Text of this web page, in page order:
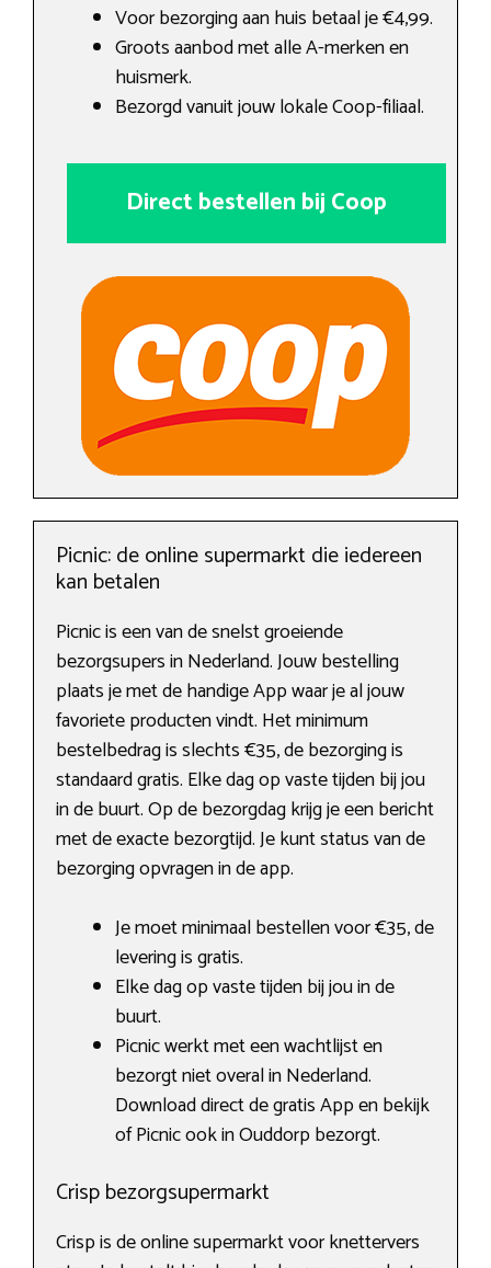
Voor bezorging aan huis betaal je €4,99.
Groots aanbod met alle A-merken en
huismerk.
Bezorgd vanuit jouw lokale Coop-filiaal.
Direct bestellen bij Coop
Picnic: de online supermarkt die iedereen
kan betalen
Picnic is een van de snelst groeiende
bezorgsupers in Nederland. Jouw bestelling
plaats je met de handige App waar je al jouw
favoriete producten vindt. Het minimum
bestelbedrag is slechts €35, de bezorging is
standaard gratis. Elke dag op vaste tijden bij jou
in de buurt. Op de bezorgdag krijg je een bericht
met de exacte bezorgtijd. Je kunt status van de
bezorging opvragen in de app.
Je moet minimaal bestellen voor €35, de
levering is gratis.
Elke dag op vaste tijden bij jou in de
buurt.
Picnic werkt met een wachtlijst en
bezorgt niet overal in Nederland.
Download direct de gratis App en bekijk
of Picnic ook in Ouddorp bezorgt.
Crisp bezorgsupermarkt
Crisp is de online supermarkt voor knettervers